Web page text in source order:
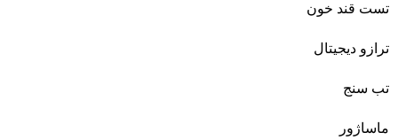
تست قند خون
ترازو دیجیتال
تب سنج
ماساژور